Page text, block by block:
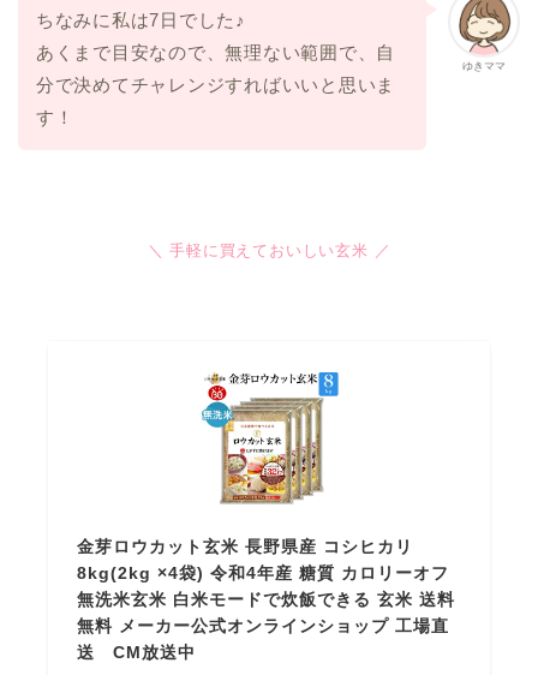
ゆきママ
ちなみに私は7日でした♪
あくまで目安なので、無理ない範囲で、自
分で決めてチャレンジすればいいと思いま
す！
＼ 手軽に買えておいしい玄米 ／
金芽ロウカット玄米 長野県産 コシヒカリ
8kg(2kg ×4袋) 令和4年産 糖質 カロリーオフ
無洗米玄米 白米モードで炊飯できる 玄米 送料
無料 メーカー公式オンラインショップ 工場直
送 CM放送中